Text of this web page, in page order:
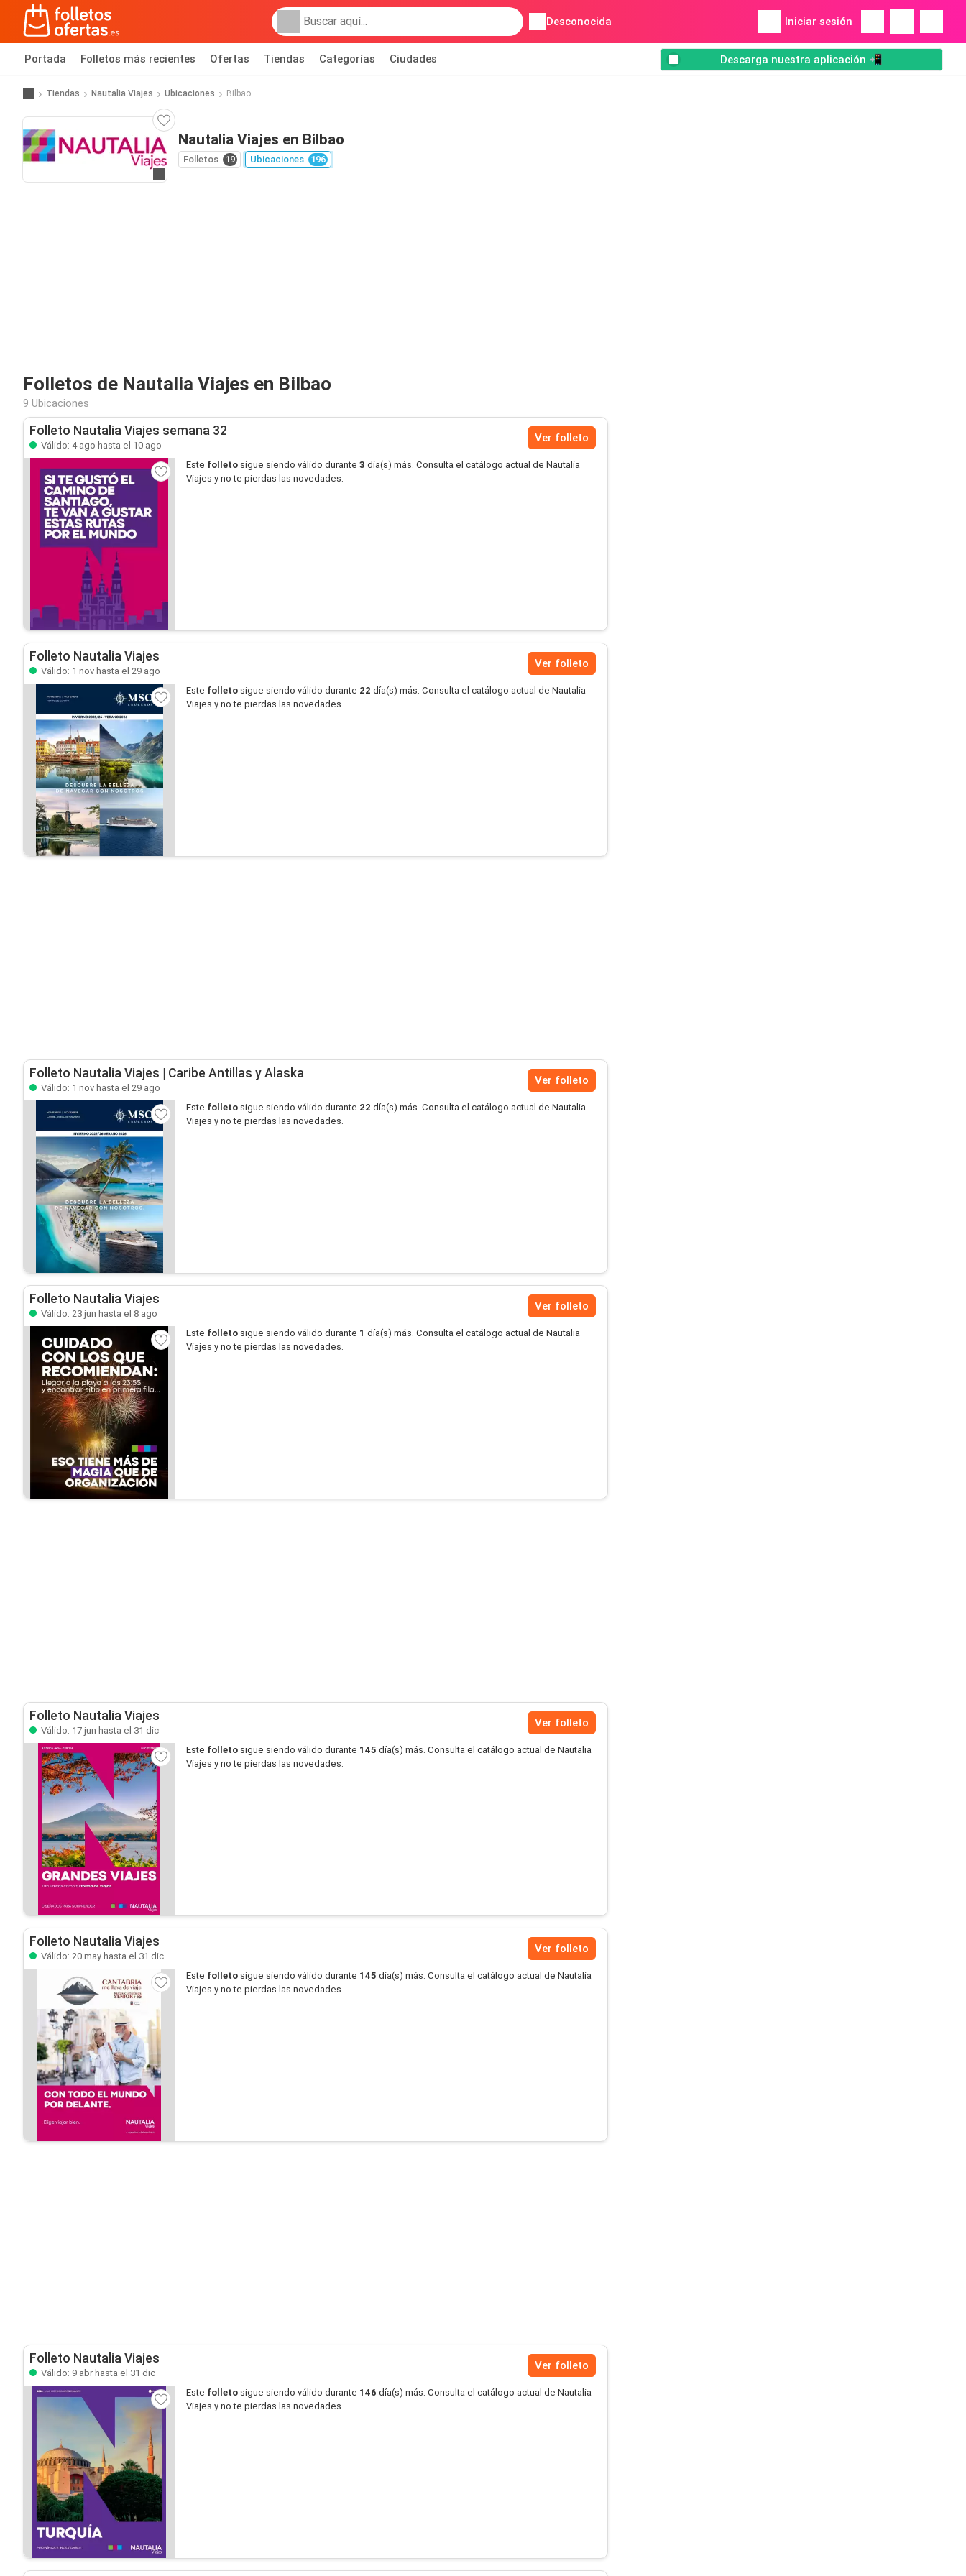
Desconocida Iniciar sesión
Portada Folletos más recientes Ofertas Tiendas Categorías Ciudades Descarga nuestra aplicación 📲
Tiendas Nautalia Viajes Ubicaciones Bilbao
Nautalia Viajes en Bilbao
Folletos 19 Ubicaciones 196
Folletos de Nautalia Viajes en Bilbao
9 Ubicaciones
Folleto Nautalia Viajes semana 32
Válido: 4 ago hasta el 10 ago
Ver folleto
Este folleto sigue siendo válido durante 3 día(s) más. Consulta el catálogo actual de Nautalia
Viajes y no te pierdas las novedades.
Folleto Nautalia Viajes
Válido: 1 nov hasta el 29 ago
Ver folleto
Este folleto sigue siendo válido durante 22 día(s) más. Consulta el catálogo actual de Nautalia
Viajes y no te pierdas las novedades.
Folleto Nautalia Viajes | Caribe Antillas y Alaska
Válido: 1 nov hasta el 29 ago
Ver folleto
Este folleto sigue siendo válido durante 22 día(s) más. Consulta el catálogo actual de Nautalia
Viajes y no te pierdas las novedades.
Folleto Nautalia Viajes
Válido: 23 jun hasta el 8 ago
Ver folleto
Este folleto sigue siendo válido durante 1 día(s) más. Consulta el catálogo actual de Nautalia
Viajes y no te pierdas las novedades.
Folleto Nautalia Viajes
Válido: 17 jun hasta el 31 dic
Ver folleto
Este folleto sigue siendo válido durante 145 día(s) más. Consulta el catálogo actual de Nautalia
Viajes y no te pierdas las novedades.
Folleto Nautalia Viajes
Válido: 20 may hasta el 31 dic
Ver folleto
Este folleto sigue siendo válido durante 145 día(s) más. Consulta el catálogo actual de Nautalia
Viajes y no te pierdas las novedades.
Folleto Nautalia Viajes
Válido: 9 abr hasta el 31 dic
Ver folleto
Este folleto sigue siendo válido durante 146 día(s) más. Consulta el catálogo actual de Nautalia
Viajes y no te pierdas las novedades.